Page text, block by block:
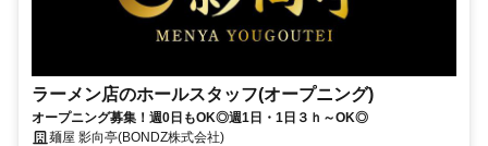
ラーメン店のホールスタッフ(オープニング)
オープニング募集！週0日もOK◎週1日・1日３ｈ～OK◎
麺屋 影向亭(BONDZ株式会社)